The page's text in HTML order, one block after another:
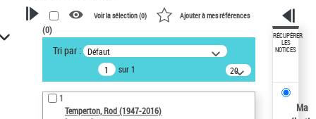
VOTRE RECHERCHE
Recherche avancée dans les
notices d’autorité
Œuvres liées à l'auteur :
Temperton, Rod (1947-2016)
Voir la sélection (0) Ajouter à mes références
(0)
Tri par : Défaut
sur 1
20
résultats/page
1
Temperton, Rod (1947-2016)
RÉCUPÉRER
LES
NOTICES
Ma